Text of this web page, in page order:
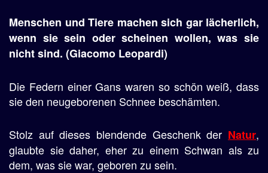
e
n
Menschen und Tiere machen sich gar lächerlich,
wenn sie sein oder scheinen wollen, was sie
nicht sind. (Giacomo Leopardi)
Die Federn einer Gans waren so schön weiß, dass
sie den neugeborenen Schnee beschämten.
Stolz auf dieses blendende Geschenk der Natur,
glaubte sie daher, eher zu einem Schwan als zu
dem, was sie war, geboren zu sein.